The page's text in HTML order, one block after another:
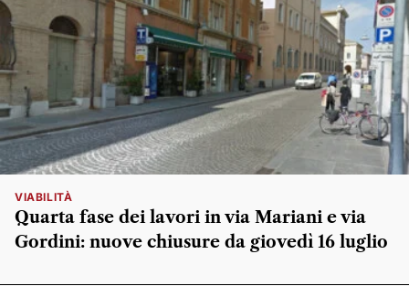
VIABILITÀ
Quarta fase dei lavori in via Mariani e via
Gordini: nuove chiusure da giovedì 16 luglio